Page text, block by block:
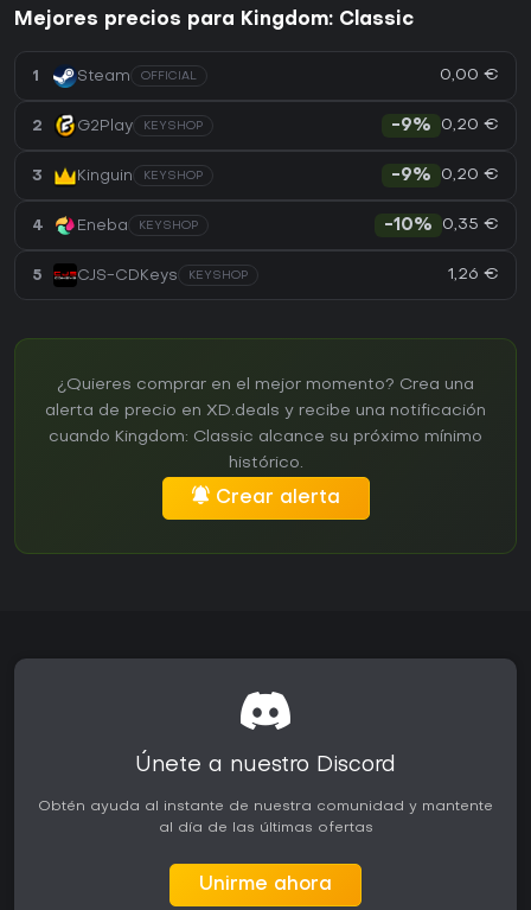
Mejores precios para Kingdom: Classic
1 Steam OFFICIAL 0,00 €
2 G2Play KEYSHOP -9% 0,20 €
3 Kinguin KEYSHOP -9% 0,20 €
4 Eneba KEYSHOP -10% 0,35 €
5 CJS-CDKeys KEYSHOP 1,26 €
¿Quieres comprar en el mejor momento? Crea una
alerta de precio en XD.deals y recibe una notificación
cuando Kingdom: Classic alcance su próximo mínimo
histórico.
Crear alerta
Únete a nuestro Discord
Obtén ayuda al instante de nuestra comunidad y mantente
al día de las últimas ofertas
Unirme ahora